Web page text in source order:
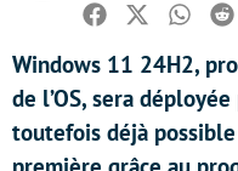
Facebook
Twitter
Windows 11 24H2,
de l’OS, sera
toutefois déjà